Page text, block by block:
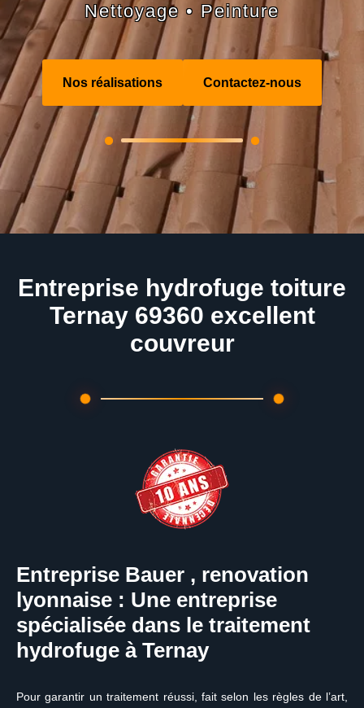
Nettoyage • Peinture
Nos réalisations Contactez-nous
Entreprise hydrofuge toiture
Ternay 69360 excellent
couvreur
Entreprise Bauer , renovation
lyonnaise : Une entreprise
spécialisée dans le traitement
hydrofuge à Ternay
Pour garantir un traitement réussi, fait selon les règles de l’art,